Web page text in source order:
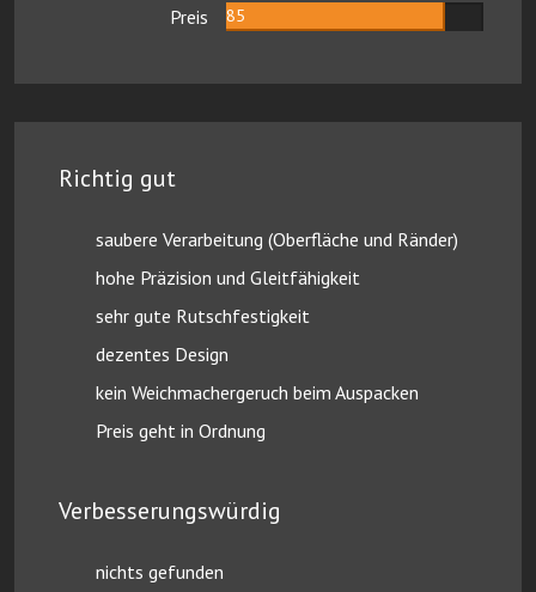
Preis 85
Richtig gut
saubere Verarbeitung (Oberfläche und Ränder)
hohe Präzision und Gleitfähigkeit
sehr gute Rutschfestigkeit
dezentes Design
kein Weichmachergeruch beim Auspacken
Preis geht in Ordnung
Verbesserungswürdig
nichts gefunden